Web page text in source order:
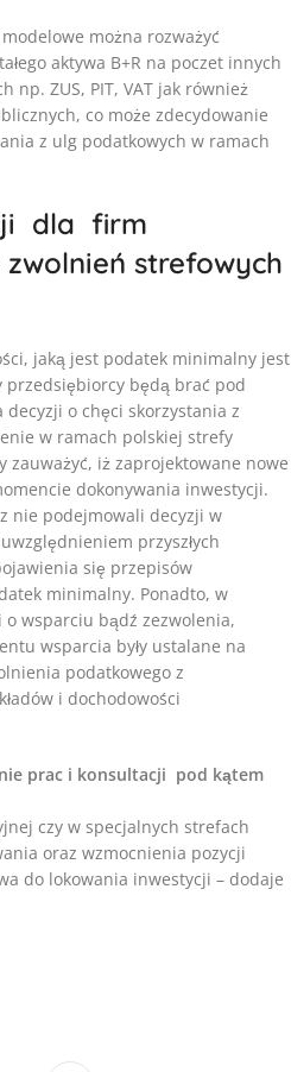
można rozważyć
aktywa B+R na poczet innych
np. ZUS, PIT, VAT jak również
co może zdecydowanie
z ulg podatkowych w ramach
dla firm
strefowych
jaką jest podatek minimalny jest
będą brać pod
o chęci skorzystania z
w ramach polskiej strefy
zauważyć, iż zaprojektowane nowe
dokonywania inwestycji.
nie podejmowali decyzji w
przyszłych
się przepisów
minimalny. Ponadto, w
wsparciu bądź zezwolenia,
wsparcia były ustalane na
podatkowego z
i dochodowości
prac i konsultacji pod kątem
czy w specjalnych strefach
oraz wzmocnienia pozycji
do lokowania inwestycji – dodaje